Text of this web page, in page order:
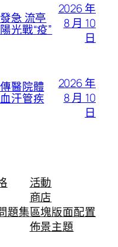
急 流亭
光戰“疫”
2026 年
8 月 10
日
醫院體
汗管疾
2026 年
8 月 10
日
題集
活動
商店
區塊版面配置
佈景主題